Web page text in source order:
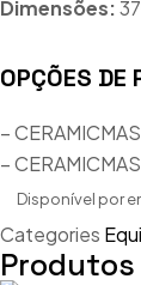
Dimensões:
OPÇÕES DE
–
–
Disponível por
Categories